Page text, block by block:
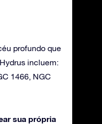
profundo que
incluem:
1466, NGC
sua própria